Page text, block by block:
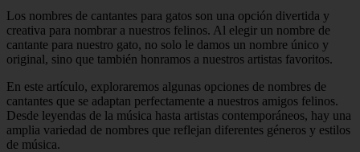
Los nombres de cantantes para gatos son una opción divertida y
creativa para nombrar a nuestros felinos. Al elegir un nombre de
cantante para nuestro gato, no solo le damos un nombre único y
original, sino que también honramos a nuestros artistas favoritos.
En este artículo, exploraremos algunas opciones de nombres de
cantantes que se adaptan perfectamente a nuestros amigos felinos.
Desde leyendas de la música hasta artistas contemporáneos, hay una
amplia variedad de nombres que reflejan diferentes géneros y estilos
de música.